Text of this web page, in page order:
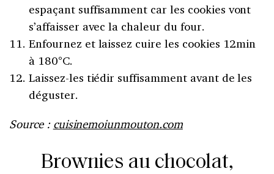
espaçant suffisamment car les cookies vont
s’affaisser avec la chaleur du four.
Enfournez et laissez cuire les cookies 12min
à 180°C.
Laissez-les tiédir suffisamment avant de les
déguster.
Source : cuisinemoiunmouton.com
Brownies au chocolat,